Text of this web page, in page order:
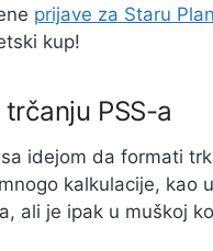
prijave za Staru
kup!
PSS-a
idejom da formati
kalkulacije, kao
ali je ipak u muškoj